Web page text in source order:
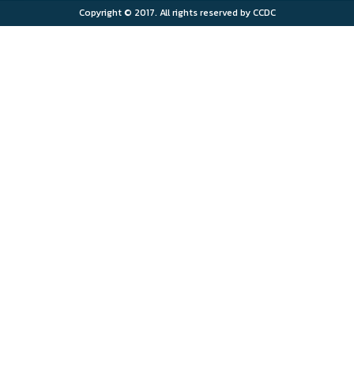
PM2.5
Copyright © 2017. All rights reserved by CCDC